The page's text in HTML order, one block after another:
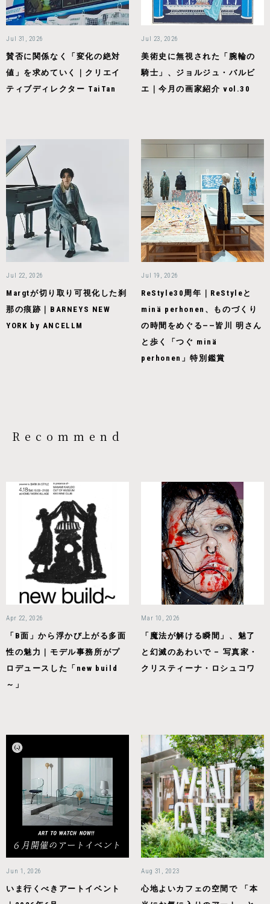
Jul 31, 2026
賛否に関係なく「変化の絶対
値」を求めていく｜クリエイ
ティブディレクター TaiTan
Jul 23, 2026
美術史に無視された「腕輪の
騎士」、ジョルジュ・バルビ
エ｜今月の画家紹介 vol.30
Jul 22, 2026
Margtが切り取り可視化した刹
那の痕跡｜BARNEYS NEW
YORK by ANCELLM
Jul 19, 2026
ReStyle30周年｜ReStyleと
minä perhonen、ものづくり
の時間をめぐる——皆川 明さん
と歩く「つぐ minä
perhonen」特別鑑賞
Recommend
Apr 22, 2026
「B面」から浮かび上がる多面
性の魅力｜モデル事務所がプ
ロデュースした「new build
～」
Mar 10, 2026
「魔法が解ける瞬間」、魅了
と幻滅のあわいで – 写真家・
クリスティーナ・ロシュコワ
Jun 1, 2026
いま行くべきアートイベント
Aug 31, 2023
心地よいカフェの空間で 「本